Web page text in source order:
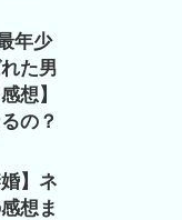
年少
た男
想】
の？
】ネ
想ま